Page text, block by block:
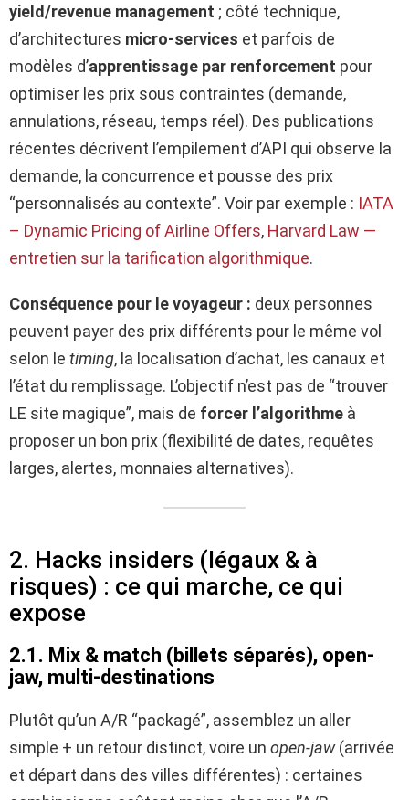
yield/revenue management ; côté technique,
d’architectures micro-services et parfois de
modèles d’apprentissage par renforcement pour
optimiser les prix sous contraintes (demande,
annulations, réseau, temps réel). Des publications
récentes décrivent l’empilement d’API qui observe la
demande, la concurrence et pousse des prix
“personnalisés au contexte”. Voir par exemple : IATA
– Dynamic Pricing of Airline Offers, Harvard Law —
entretien sur la tarification algorithmique.
Conséquence pour le voyageur : deux personnes
peuvent payer des prix différents pour le même vol
selon le timing, la localisation d’achat, les canaux et
l’état du remplissage. L’objectif n’est pas de “trouver
LE site magique”, mais de forcer l’algorithme à
proposer un bon prix (flexibilité de dates, requêtes
larges, alertes, monnaies alternatives).
2. Hacks insiders (légaux & à
risques) : ce qui marche, ce qui
expose
2.1. Mix & match (billets séparés), open-
jaw, multi-destinations
Plutôt qu’un A/R “packagé”, assemblez un aller
simple + un retour distinct, voire un open-jaw(arrivée
et départ dans des villes différentes) : certaines